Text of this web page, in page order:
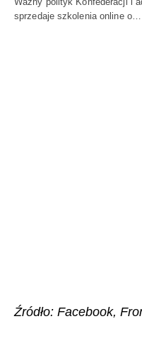
sprzedaje szkolenia online o…
Źródło: Facebook,